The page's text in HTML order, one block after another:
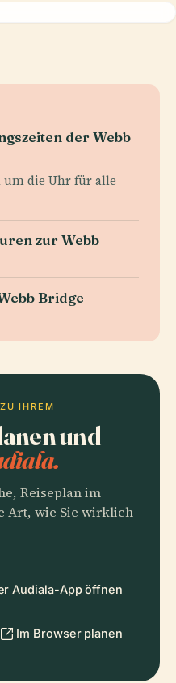
der Webb
um die Uhr für alle
zur Webb
Bridge
IHREM
und
Reiseplan im
Art, wie Sie wirklich
Audiala-App öffnen
Im Browser planen